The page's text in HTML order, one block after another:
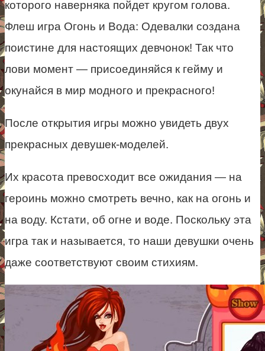
которого наверняка пойдет кругом голова.
Флеш игра Огонь и Вода: Одевалки создана
поистине для настоящих девчонок! Так что
лови момент — присоединяйся к гейму и
окунайся в мир модного и прекрасного!
После открытия игры можно увидеть двух
прекрасных девушек-моделей.
Их красота превосходит все ожидания — на
героинь можно смотреть вечно, как на огонь и
на воду. Кстати, об огне и воде. Поскольку эта
игра так и называется, то наши девушки очень
даже соответствуют своим стихиям.